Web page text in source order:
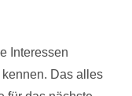
Interessen
Das alles